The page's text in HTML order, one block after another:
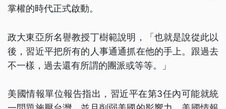
掌權的時代正式啟動。
政大東亞所名譽教授丁樹範說明，「也就是說從此以
後，習近平把所有的人事通通抓在他的手上。跟過去
不一樣，過去還有所謂的團派或等等。」
美國情報單位報告指出，習近平在第3任內可能就統